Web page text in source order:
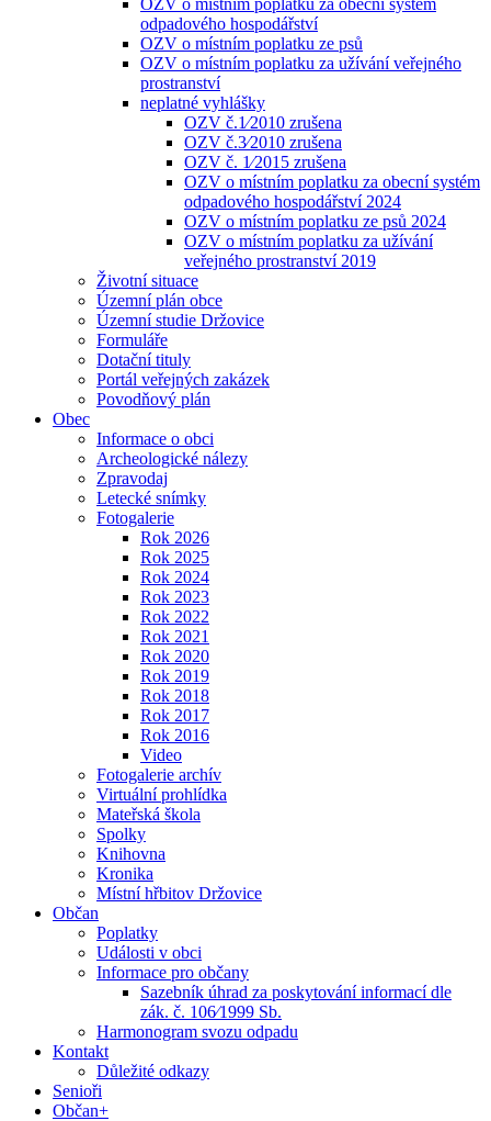
OZV o místním poplatku za obecní systém
odpadového hospodářství
OZV o místním poplatku ze psů
OZV o místním poplatku za užívání veřejného
prostranství
neplatné vyhlášky
OZV č.1⁄2010 zrušena
OZV č.3⁄2010 zrušena
OZV č. 1⁄2015 zrušena
OZV o místním poplatku za obecní systém
odpadového hospodářství 2024
OZV o místním poplatku ze psů 2024
OZV o místním poplatku za užívání
veřejného prostranství 2019
Životní situace
Územní plán obce
Územní studie Držovice
Formuláře
Dotační tituly
Portál veřejných zakázek
Povodňový plán
Obec
Informace o obci
Archeologické nálezy
Zpravodaj
Letecké snímky
Fotogalerie
Rok 2026
Rok 2025
Rok 2024
Rok 2023
Rok 2022
Rok 2021
Rok 2020
Rok 2019
Rok 2018
Rok 2017
Rok 2016
Video
Fotogalerie archív
Virtuální prohlídka
Mateřská škola
Spolky
Knihovna
Kronika
Místní hřbitov Držovice
Občan
Poplatky
Události v obci
Informace pro občany
Sazebník úhrad za poskytování informací dle
zák. č. 106⁄1999 Sb.
Harmonogram svozu odpadu
Kontakt
Důležité odkazy
Senioři
Občan+